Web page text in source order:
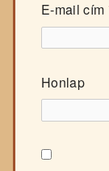
E-mail cím
Honlap